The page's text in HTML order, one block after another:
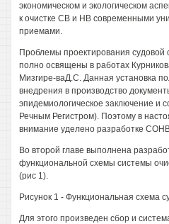
экономическом и экологическом
к очистке СВ и HB современными
приемами.
Проблемы проектирования судовой
полно освящены в работах
Мизгире-ваД.С. Данная установка
внедрения в производство
эпидемиологическое заключение и
Речным Регистром). Поэтому в
внимание уделено разработке
Во второй главе выполнена
функциональной схемы системы
(рис 1).
Рисунок 1 - Функциональная схема
Для этого произведен сбор и